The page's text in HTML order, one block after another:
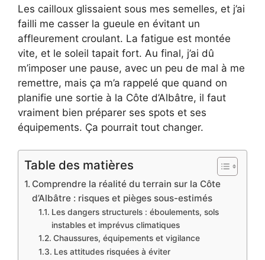
Les cailloux glissaient sous mes semelles, et j’ai
failli me casser la gueule en évitant un
affleurement croulant. La fatigue est montée
vite, et le soleil tapait fort. Au final, j’ai dû
m’imposer une pause, avec un peu de mal à me
remettre, mais ça m’a rappelé que quand on
planifie une sortie à la Côte d’Albâtre, il faut
vraiment bien préparer ses spots et ses
équipements. Ça pourrait tout changer.
Table des matières
Comprendre la réalité du terrain sur la Côte
d’Albâtre : risques et pièges sous-estimés
Les dangers structurels : éboulements, sols
instables et imprévus climatiques
Chaussures, équipements et vigilance
Les attitudes risquées à éviter